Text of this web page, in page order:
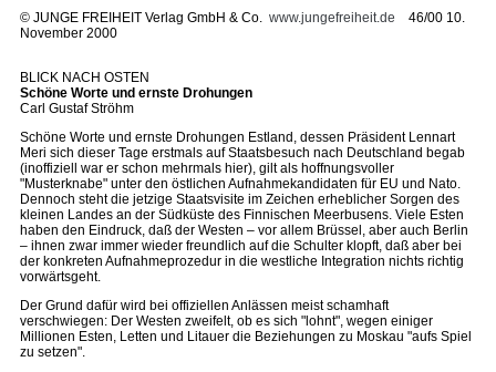
© JUNGE FREIHEIT Verlag GmbH & Co. www.jungefreiheit.de 46/00 10.
November 2000
BLICK NACH OSTEN
Schöne Worte und ernste Drohungen
Carl Gustaf Ströhm
Schöne Worte und ernste Drohungen Estland, dessen Präsident Lennart
Meri sich dieser Tage erstmals auf Staatsbesuch nach Deutschland begab
(inoffiziell war er schon mehrmals hier), gilt als hoffnungsvoller
"Musterknabe" unter den östlichen Aufnahmekandidaten für EU und Nato.
Dennoch steht die jetzige Staatsvisite im Zeichen erheblicher Sorgen des
kleinen Landes an der Südküste des Finnischen Meerbusens. Viele Esten
haben den Eindruck, daß der Westen – vor allem Brüssel, aber auch Berlin
– ihnen zwar immer wieder freundlich auf die Schulter klopft, daß aber bei
der konkreten Aufnahmeprozedur in die westliche Integration nichts richtig
vorwärtsgeht.
Der Grund dafür wird bei offiziellen Anlässen meist schamhaft
verschwiegen: Der Westen zweifelt, ob es sich "lohnt", wegen einiger
Millionen Esten, Letten und Litauer die Beziehungen zu Moskau "aufs Spiel
zu setzen".